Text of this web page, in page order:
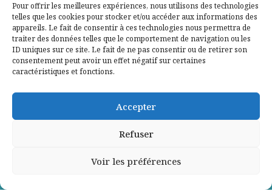
Pour offrir les meilleures expériences, nous utilisons des technologies
telles que les cookies pour stocker et/ou accéder aux informations des
appareils. Le fait de consentir à ces technologies nous permettra de
traiter des données telles que le comportement de navigation ou les
ID uniques sur ce site. Le fait de ne pas consentir ou de retirer son
consentement peut avoir un effet négatif sur certaines
caractéristiques et fonctions.
Accepter
Refuser
Voir les préférences
Contactez-nous
Mentions légales